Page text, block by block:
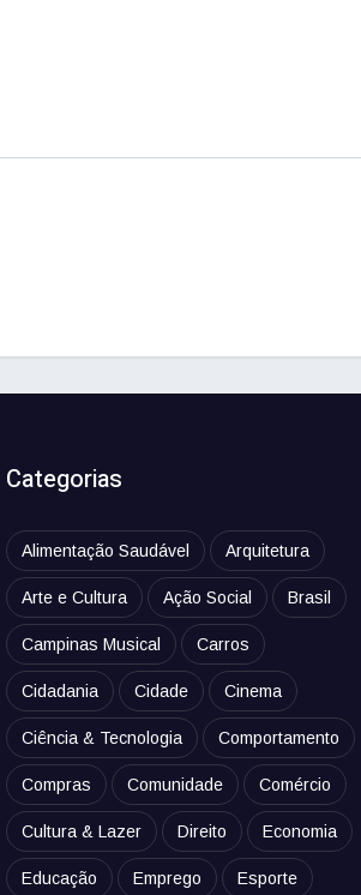
Categorias
Alimentação Saudável Arquitetura
Arte e Cultura Ação Social Brasil
Campinas Musical Carros
Cidadania Cidade Cinema
Ciência & Tecnologia Comportamento
Compras Comunidade Comércio
Cultura & Lazer Direito Economia
Educação Emprego Esporte